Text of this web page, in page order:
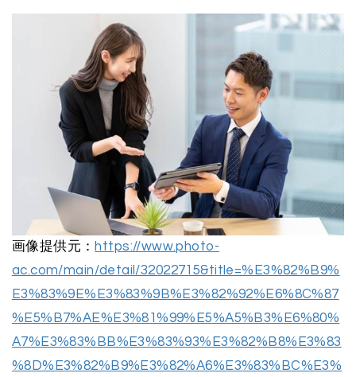
画像提供元： https://www.photo-
ac.com/main/detail/32022715&title=%E3%82%B9%
E3%83%9E%E3%83%9B%E3%82%92%E6%8C%87
%E5%B7%AE%E3%81%99%E5%A5%B3%E6%80%
A7%E3%83%BB%E3%83%93%E3%82%B8%E3%83
%8D%E3%82%B9%E3%82%A6%E3%83%BC%E3%